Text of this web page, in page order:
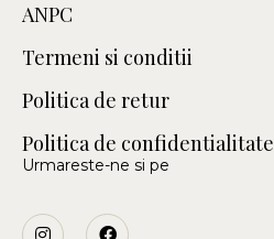
ANPC
Termeni si conditii
Politica de retur
Politica de confidentialitate
Urmareste-ne si pe